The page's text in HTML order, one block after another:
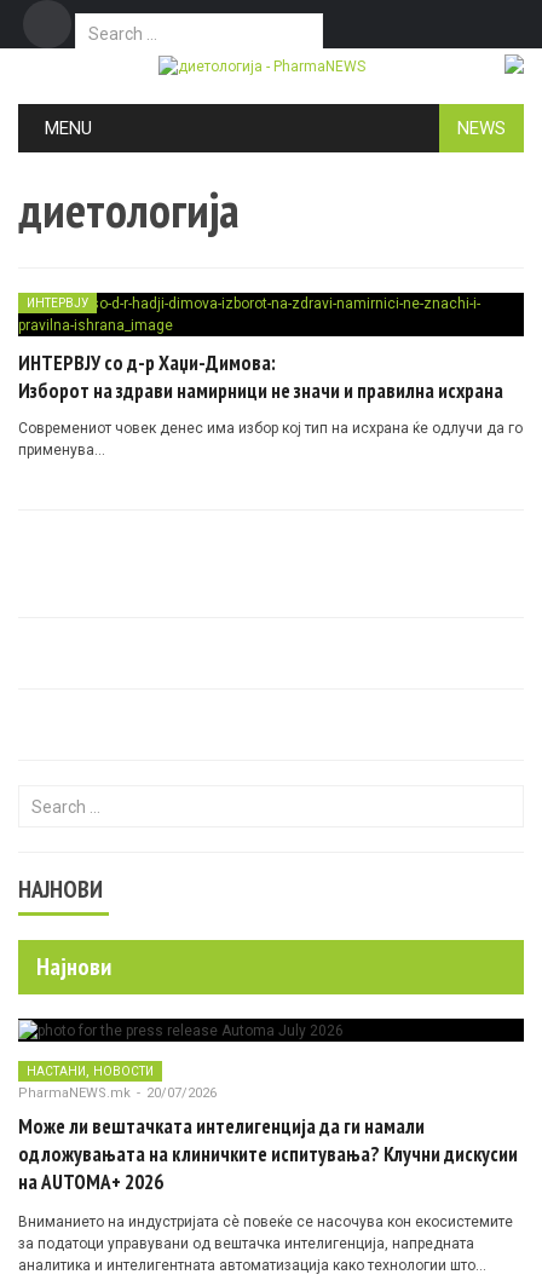
Search for:
MENU NEWS
диетологија
ИНТЕРВЈУ
ИНТЕРВЈУ со д-р Хаџи-Димова:
Изборот на здрави намирници не значи и правилна исхрана
Современиот човек денес има избор кој тип на исхрана ќе одлучи да го
применува…
Search for:
НАЈНОВИ
Најнови
НАСТАНИ, НОВОСТИ
PharmaNEWS.mk - 20/07/2026
Може ли вештачката интелигенција да ги намали
одложувањата на клиничките испитувања? Клучни дискусии
на AUTOMA+ 2026
Вниманието на индустријата сè повеќе се насочува кон екосистемите
за податоци управувани од вештачка интелигенција, напредната
аналитика и интелигентната автоматизација како технологии што